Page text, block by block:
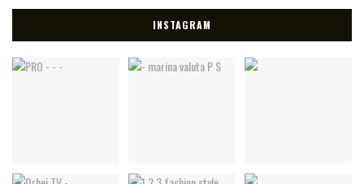
INSTAGRAM